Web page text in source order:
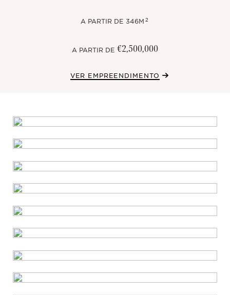
A PARTIR DE 346M2
A PARTIR DE €2,500,000
VER EMPREENDIMENTO